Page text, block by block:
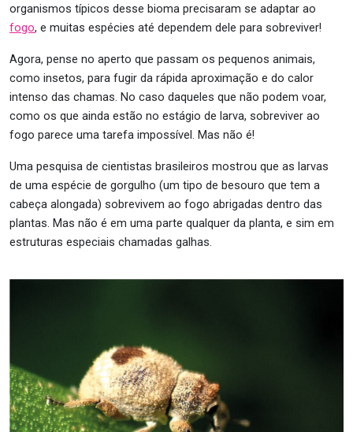
organismos típicos desse bioma precisaram se adaptar ao
fogo, e muitas espécies até dependem dele para sobreviver!
Agora, pense no aperto que passam os pequenos animais,
como insetos, para fugir da rápida aproximação e do calor
intenso das chamas. No caso daqueles que não podem voar,
como os que ainda estão no estágio de larva, sobreviver ao
fogo parece uma tarefa impossível. Mas não é!
Uma pesquisa de cientistas brasileiros mostrou que as larvas
de uma espécie de gorgulho (um tipo de besouro que tem a
cabeça alongada) sobrevivem ao fogo abrigadas dentro das
plantas. Mas não é em uma parte qualquer da planta, e sim em
estruturas especiais chamadas galhas.